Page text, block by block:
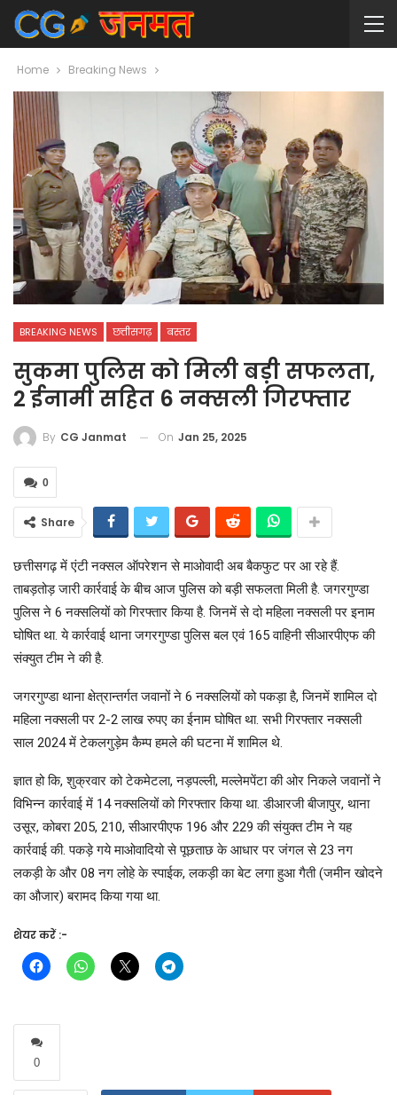
Home Breaking News
BREAKING NEWS छत्तीसगढ़ बस्तर
सुकमा पुलिस को मिली बड़ी सफलता,
2 ईनामी सहित 6 नक्सली गिरफ्तार
By CG Janmat On Jan 25, 2025
0
Share
छत्तीसगढ़ में एंटी नक्सल ऑपरेशन से माओवादी अब बैकफुट पर आ रहे हैं.
ताबड़तोड़ जारी कार्रवाई के बीच आज पुलिस को बड़ी सफलता मिली है. जगरगुण्डा
पुलिस ने 6 नक्सलियों को गिरफ्तार किया है. जिनमें से दो महिला नक्सली पर इनाम
घोषित था. ये कार्रवाई थाना जगरगुण्डा पुलिस बल एवं 165 वाहिनी सीआरपीएफ की
संक्युत टीम ने की है.
जगरगुण्डा थाना क्षेत्रान्तर्गत जवानों ने 6 नक्सलियों को पकड़ा है, जिनमें शामिल दो
महिला नक्सली पर 2-2 लाख रुपए का ईनाम घोषित था. सभी गिरफ्तार नक्सली
साल 2024 में टेकलगुड़ेम कैम्प हमले की घटना में शामिल थे.
ज्ञात हो कि, शुक्रवार को टेकमेटला, नड़पल्ली, मल्लेमपेंटा की ओर निकले जवानों ने
विभिन्न कार्रवाई में 14 नक्सलियों को गिरफ्तार किया था. डीआरजी बीजापुर, थाना
उसूर, कोबरा 205, 210, सीआरपीएफ 196 और 229 की संयुक्त टीम ने यह
कार्रवाई की. पकड़े गये माओवादियो से पूछताछ के आधार पर जंगल से 23 नग
लकड़ी के और 08 नग लोहे के स्पाईक, लकड़ी का बेट लगा हुआ गैती (जमीन खोदने
का औजार) बरामद किया गया था.
शेयर करें :-
0